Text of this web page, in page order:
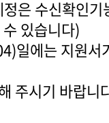
은 수신확인기
수 있습니다)
일에는 지원서
주시기 바랍니